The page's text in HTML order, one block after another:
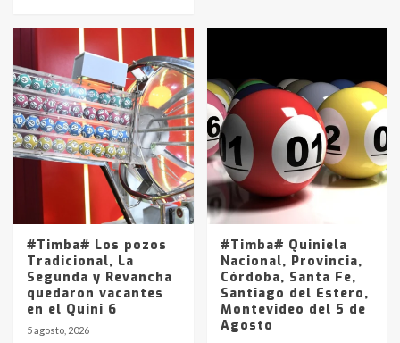
#Timba# Los pozos
Tradicional, La
Segunda y Revancha
quedaron vacantes
en el Quini 6
5 agosto, 2026
#Timba# Quiniela
Nacional, Provincia,
Córdoba, Santa Fe,
Santiago del Estero,
Montevideo del 5 de
Agosto